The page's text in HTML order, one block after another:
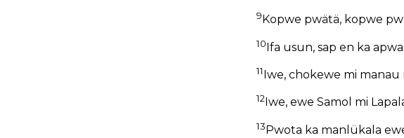
9 Kopwe pwätä, kopwe
10Ifa usun, sap en ka
11 Iwe, chokewe mi
12 Iwe, ewe Samol mi
13Pwota ka manlükala